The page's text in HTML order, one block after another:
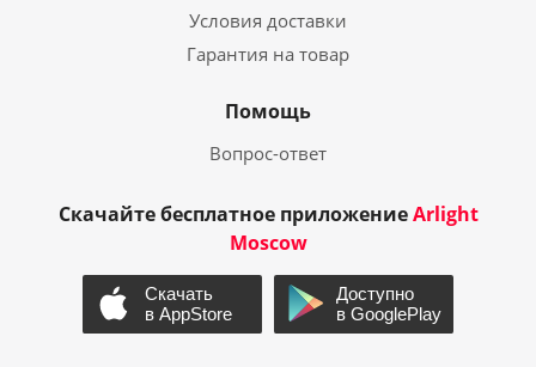
Условия доставки
Гарантия на товар
Помощь
Вопрос-ответ
Скачайте бесплатное приложениеArlight
Moscow